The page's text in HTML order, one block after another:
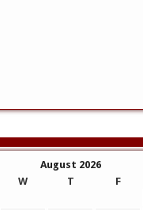
August 2026
W T F